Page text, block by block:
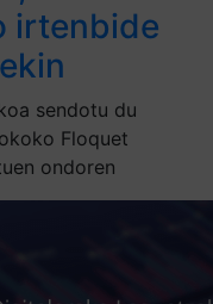
irtenbide
sendotu du
Floquet
ondoren